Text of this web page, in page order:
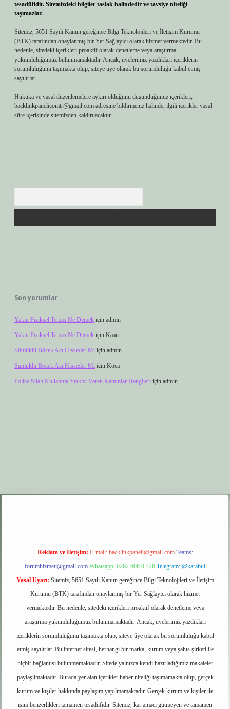
tesadüfidir. Sitemizdeki bilgiler taslak halindedir ve tavsiye niteliği
taşımazlar.
Sitemiz, 5651 Sayılı Kanun gereğince Bilgi Teknolojileri ve İletişim Kurumu
(BTK) tarafından onaylanmış bir Yer Sağlayıcı olarak hizmet vermektedir. Bu
nedenle, sitedeki içerikleri proaktif olarak denetleme veya araştırma
yükümlülüğümüz bulunmamaktadır. Ancak, üyelerimiz yazdıkları içeriklerin
sorumluluğunu taşımakta olup, siteye üye olarak bu sorumluluğu kabul etmiş
sayılırlar.
Hukuka ve yasal düzenlemelere aykırı olduğunu düşündüğünüz içerikleri,
backlinkpanelicomtr@gmail.com adresine bildirmeniz halinde, ilgili içerikler yasal
süre içerisinde sitemizden kaldırılacaktır.
Son yorumlar
Yakın Fiziksel Temas Ne Demek için admin
Yakın Fiziksel Temas Ne Demek için Kaan
Sümüklü Böcek Acı Hisseder Mi için admin
Sümüklü Böcek Acı Hisseder Mi için Koca
Polise Silah Kullanma Yetkisi Veren Kanunlar Hangileri için admin
elexbet giriş
Reklam ve İletişim: E-mail: backlinkpaneli@gmail.com Teams:
forumhizmeti@gmail.com Whatsapp: 0262 606 0 726 Telegram: @karabul
Yasal Uyarı: Sitemiz, 5651 Sayılı Kanun gereğince Bilgi Teknolojileri ve İletişim
Kurumu (BTK) tarafından onaylanmış bir Yer Sağlayıcı olarak hizmet
vermektedir. Bu nedenle, sitedeki içerikleri proaktif olarak denetleme veya
araştırma yükümlülüğümüz bulunmamaktadır. Ancak, üyelerimiz yazdıkları
içeriklerin sorumluluğunu taşımakta olup, siteye üye olarak bu sorumluluğu kabul
etmiş sayılırlar. Bu internet sitesi, herhangi bir marka, kurum veya şahıs şirketi ile
hiçbir bağlantısı bulunmamaktadır. Sitede yalnızca kendi hazırladığımız makaleler
paylaşılmaktadır. Burada yer alan içerikler haber niteliği taşımamakta olup, gerçek
kurum ve kişiler hakkında paylaşım yapılmamaktadır. Gerçek kurum ve kişiler ile
isim benzerlikleri tamamen tesadüfidir. Sitemiz, kar amacı gütmeyen ve tamamen